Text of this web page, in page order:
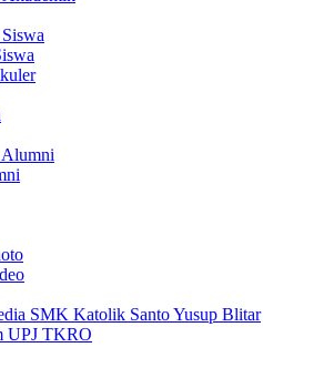
SMK Katolik Santo Yusup Blitar
UPJ TKRO